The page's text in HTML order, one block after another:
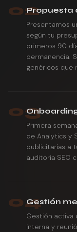
02Propuesta
Presentamos
según tu
primeros 90
permanencia.
genéricos que
03
Primera
de Analytics y
publicitarias a
auditoría SEO
04Gestión
Gestión activa
interna y